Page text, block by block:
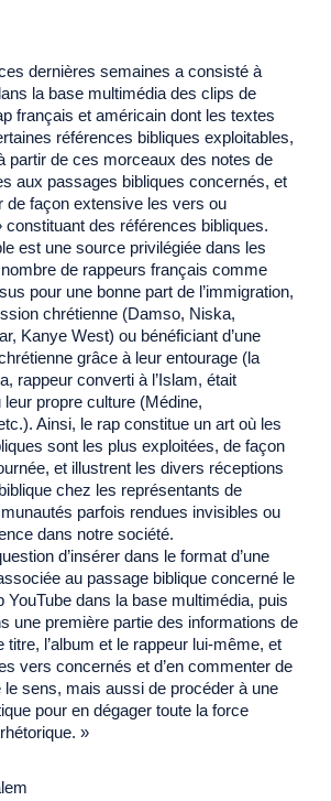
dernières semaines a consisté à
la base multimédia des clips de
français et américain dont les textes
références bibliques exploitables,
partir de ces morceaux des notes de
aux passages bibliques concernés, et
de façon extensive les vers ou
constituant des références bibliques.
est une source privilégiée dans les
de rappeurs français comme
pour une bonne part de l’immigration,
chrétienne (Damso, Niska,
Kanye West) ou bénéficiant d’une
grâce à leur entourage (la
rappeur converti à l’Islam, était
propre culture (Médine,
Ainsi, le rap constitue un art où les
sont les plus exploitées, de façon
et illustrent les divers réceptions
chez les représentants de
parfois rendues invisibles ou
dans notre société.
d’insérer dans le format d’une
au passage biblique concerné le
YouTube dans la base multimédia, puis
une première partie des informations de
titre, l’album et le rappeur lui-même, et
vers concernés et d’en commenter de
le sens, mais aussi de procéder à une
pour en dégager toute la force
»